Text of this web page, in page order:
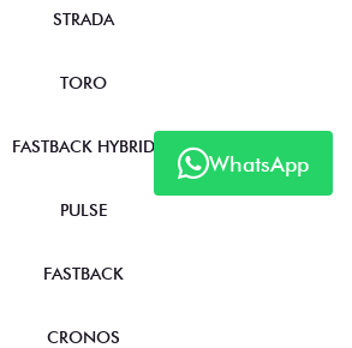
WhatsApp
STRADA
TORO
FASTBACK HYBRID
PULSE
FASTBACK
CRONOS